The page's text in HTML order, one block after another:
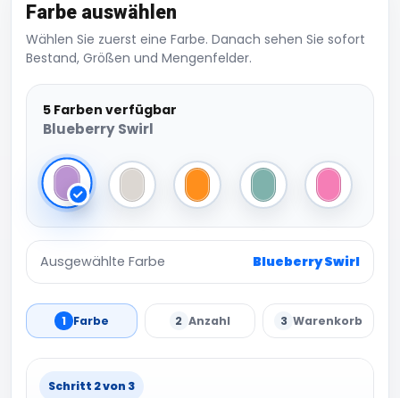
Farbe auswählen
Wählen Sie zuerst eine Farbe. Danach sehen Sie sofort
Bestand, Größen und Mengenfelder.
5 Farben verfügbar
Blueberry Swirl
Blueberry SwirlCookies+CreamMango SorbetMint Choc ChipRaspberry
Ausgewählte Farbe Blueberry Swirl
1 Farbe 2 Anzahl 3 Warenkorb
Schritt 2 von 3